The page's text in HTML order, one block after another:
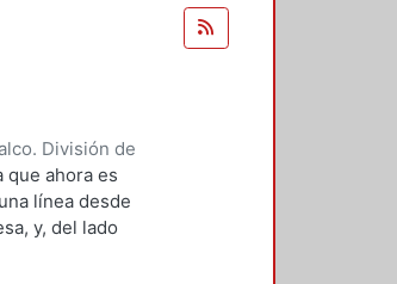
División de
Berlanga,
Norma;
;Romano,
que ahora es
línea desde
y, del lado